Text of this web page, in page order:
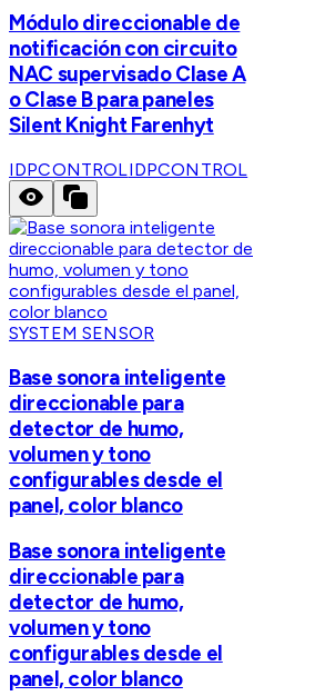
Módulo direccionable de
notificación con circuito
NAC supervisado Clase A
o Clase B para paneles
Silent Knight Farenhyt
IDPCONTROLIDPCONTROL
SYSTEM SENSOR
Base sonora inteligente
direccionable para
detector de humo,
volumen y tono
configurables desde el
panel, color blanco
Base sonora inteligente
direccionable para
detector de humo,
volumen y tono
configurables desde el
panel, color blanco